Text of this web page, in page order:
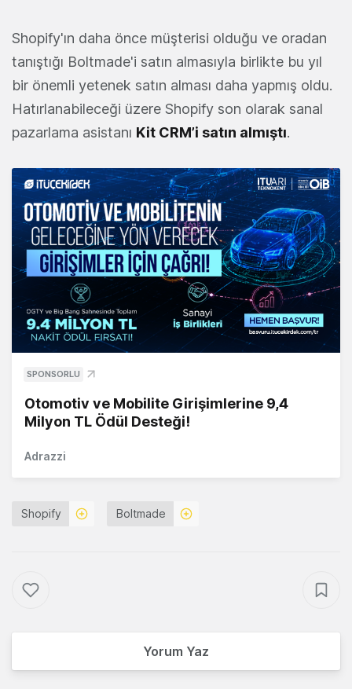
Shopify'ın daha önce müşterisi olduğu ve oradan
tanıştığı Boltmade'i satın almasıyla birlikte bu yıl
bir önemli yetenek satın alması daha yapmış oldu.
Hatırlanabileceği üzere Shopify son olarak sanal
pazarlama asistanı Kit CRM’i satın almıştı.
SPONSORLU
Otomotiv ve Mobilite Girişimlerine 9,4
Milyon TL Ödül Desteği!
Adrazzi
Shopify Boltmade
Yorum Yaz